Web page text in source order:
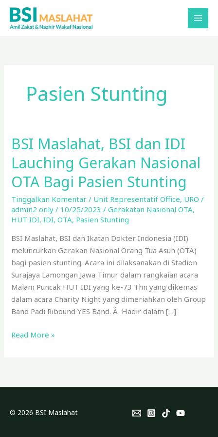
Lewati
konten
Pasien Stunting
BSI Maslahat, BSI dan IDI
Lauching Gerakan Nasional
OTA Bagi Pasien Stunting
Tinggalkan Komentar / Unit Representatif Office, URO /
admin2 only/ 10/25/2023/Gerakatan Nasional OTA,
HUT IDI,IDI,OTA, Pasien Stunting
BSI Maslahat, BSI dan Ikatan Dokter Indonesia (IDI)
meluncurkan Gerakan Nasional Orang Tua Asuh (OTA)
bagi pasien stunting. Acara ini dilaksanakan di Stadion
Surajaya Lamongan Jawa Timur dalam rangkaian acara
Malam Puncak HUT IDI yang ke-73 Thn yang dikemas
dalam acara Charity Night yang dimeriahkan oleh Group
Band Padi Ribound YES Band. Â Hadir dalam […]
BSI
Maslahat,
BSI
dan
IDI
Lauching
Gerakan
Nasional
OTA
Bagi
Pasien
Stunting
Read More »
© 2026 BSI Maslahat